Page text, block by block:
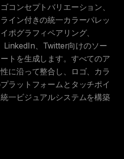
コンセプトバリエーション、
イン付きの統一カラーパレッ
ポグラフィペアリング、
、Twitter向けのソー
トを生成します。すべてのア
に沿って整合し、ロゴ、カラ
ラットフォームとタッチポイ
一ビジュアルシステムを構築